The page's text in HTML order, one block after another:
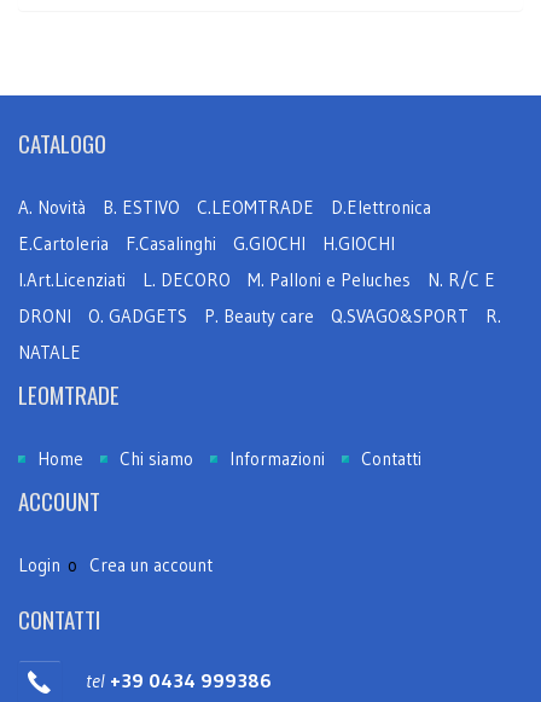
CATALOGO
A. Novità B. ESTIVO C.LEOMTRADE
D.Elettronica
E.Cartoleria
F.Casalinghi G.GIOCHI
H.GIOCHI
I.Art.Licenziati
L. DECORO M. Palloni e Peluches
N. R/C E
DRONI
O. GADGETS P. Beauty care Q.SVAGO&SPORT
R.
NATALE
LEOMTRADE
Home Chi siamo Informazioni Contatti
ACCOUNT
Login o Crea un account
CONTATTI
tel +39 0434 999386